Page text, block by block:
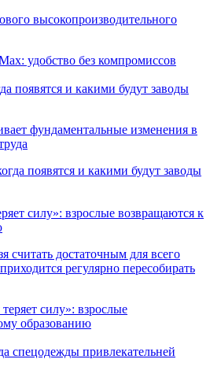
высокопроизводительного
появятся и какими будут заводы
фундаментальные изменения в
силу»: взрослые возвращаются к
считать достаточным для всего
регулярно пересобирать
спецодежды привлекательней